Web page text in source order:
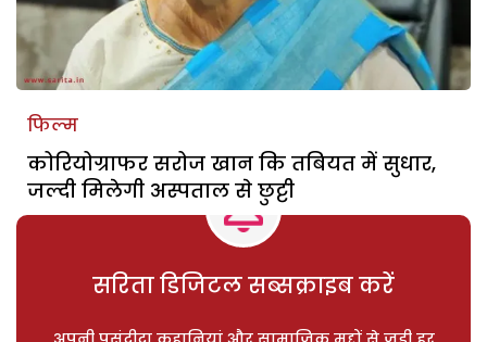
फिल्म
कोरियोग्राफर सरोज खान कि तबियत में सुधार,
जल्दी मिलेगी अस्पताल से छुट्टी
सरिता डिजिटल सब्सक्राइब करें